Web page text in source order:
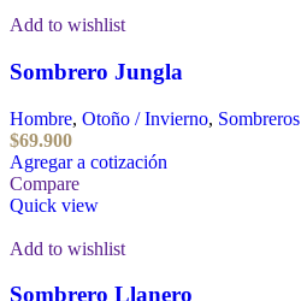
Add to wishlist
Sombrero Jungla
Hombre, Otoño / Invierno, Sombreros
$69.900
Agregar a cotización
Compare
Quick view
Add to wishlist
Sombrero Llanero